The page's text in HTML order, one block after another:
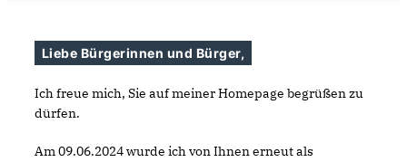
Liebe Bürgerinnen und Bürger,
Ich freue mich, Sie auf meiner Homepage begrüßen zu
dürfen.
Am 09.06.2024 wurde ich von Ihnen erneut als